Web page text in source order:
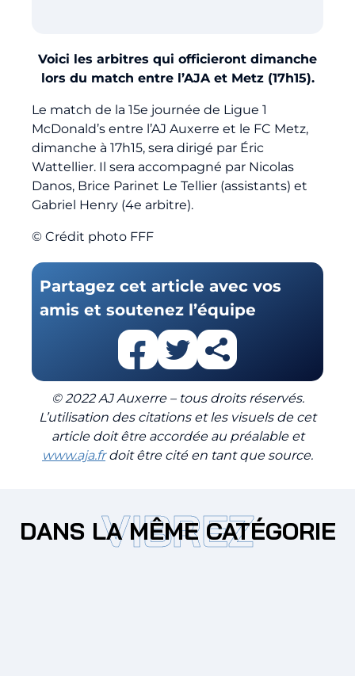
🇨🇳Voici les arbitres qui officieront dimanche
lors du match entre l’AJA et Metz (17h15).
Le match de la 15e journée de Ligue 1
McDonald’s entre l’AJ Auxerre et le FC Metz,
dimanche à 17h15, sera dirigé par Éric
Wattellier. Il sera accompagné par Nicolas
Danos, Brice Parinet Le Tellier (assistants) et
Gabriel Henry (4e arbitre).
© Crédit photo FFF
Partagez cet article avec vos
amis et soutenez l’équipe
© 2022 AJ Auxerre – tous droits réservés.
L’utilisation des citations et les visuels de cet
article doit être accordée au préalable et
www.aja.frdoit être cité en tant que source.
VIBREZ
DANS LA MÊME CATÉGORIE